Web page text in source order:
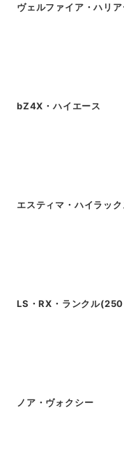
ヴェルファイア・ハリア
bZ4X・ハイエース
エスティマ・ハイラック
LS・RX・ランクル
ノア・ヴォクシー